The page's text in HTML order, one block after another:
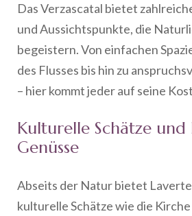
Das Verzascatal bietet
und Aussichtspunkte, die
begeistern. Von einfachen
des Flusses bis hin zu
– hier kommt jeder auf seine
Kulturelle Schätze und
Genüsse
Abseits der Natur bietet
kulturelle Schätze wie die